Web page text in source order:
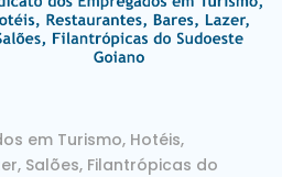
em Turismo, Hotéis,
Salões, Filantrópicas do